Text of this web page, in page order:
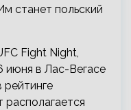
станет польский
Fight Night,
июня в Лас-Вегасе
рейтинге
располагается